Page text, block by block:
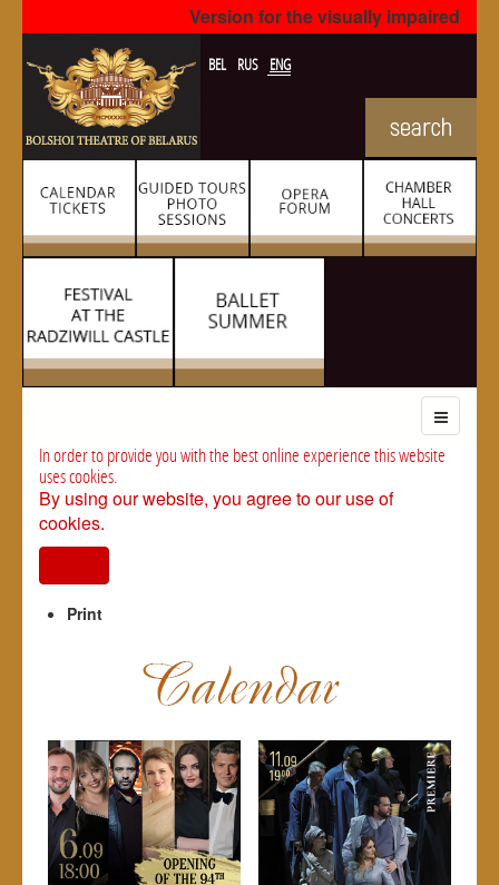
Version for the visually impaired
BEL RUS ENG
In order to provide you with the best online experience this website
uses cookies.
By using our website, you agree to our use of
cookies.
Print